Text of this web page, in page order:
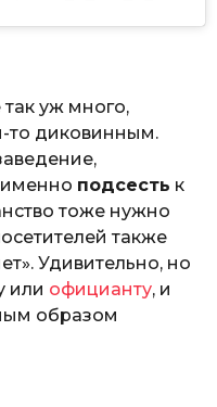
уж много,
то диковинным.
именно подсесть к
тоже нужно
также
Удивительно, но
или официанту, и
образом